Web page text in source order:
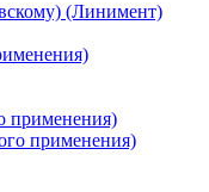
(Линимент)
применения)
применения)